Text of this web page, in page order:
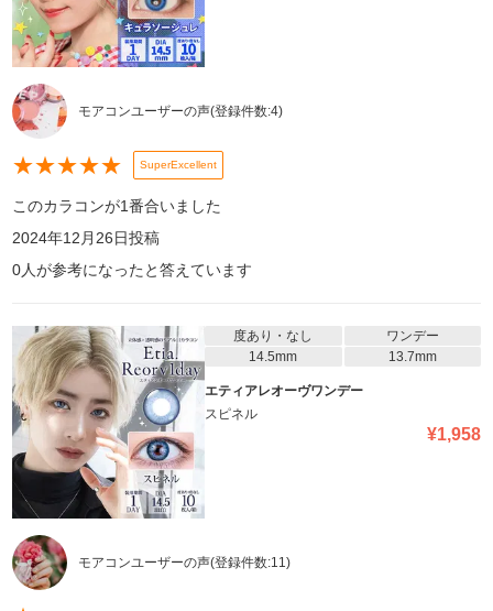
モアコンユーザーの声(登録件数:4)
★★★★★ SuperExcellent
このカラコンが1番合いました
2024年12月26日投稿
0人が参考になったと答えています
度あり・なし
ワンデー
14.5mm
13.7mm
エティアレオーヴワンデー
スピネル
¥1,958
モアコンユーザーの声(登録件数:11)